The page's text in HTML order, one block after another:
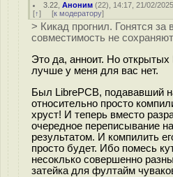
3.22 ,Аноним (22), 14:17, 21/02/
[↑] [к модератору]
> Кикад прогнил. Гонятся за
совместимость не
Это да, анноит. Но
лучше у меня для вас нет.
Был LibrePCB, подававший
относительно просто
хруст! И теперь вместо
очередное переписывание
результатом. И компилить
просто будет. Ибо помесь
несоклько совершенно
затейка для фултайм